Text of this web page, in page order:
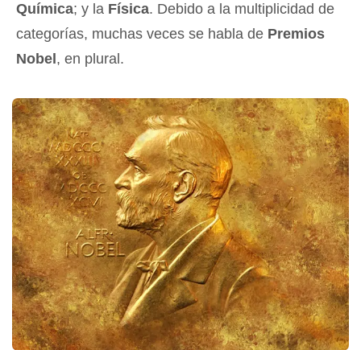
Química; y la Física. Debido a la multiplicidad de
categorías, muchas veces se habla de Premios
Nobel , en plural.